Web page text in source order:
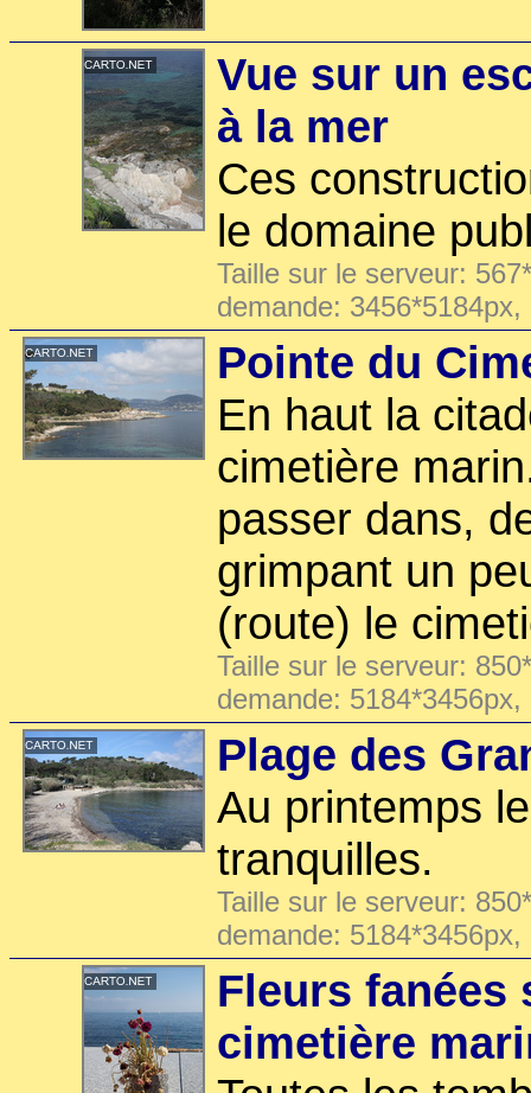
Vue sur un
à la mer
Ces
le domaine
Taille sur le serveur:
demande:
Pointe du
En haut la
cimetière
passer dans,
grimpant un
(route) le
Taille sur le serveur:
demande:
Plage des
Au printemps
tranquilles.
Taille sur le serveur:
demande:
Fleurs fanées
cimetière